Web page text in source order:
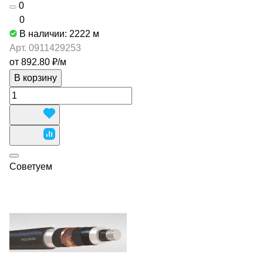
0
0
В наличии: 2222 м
Арт. 0911429253
от 892.80 ₽/м
В корзину
Советуем